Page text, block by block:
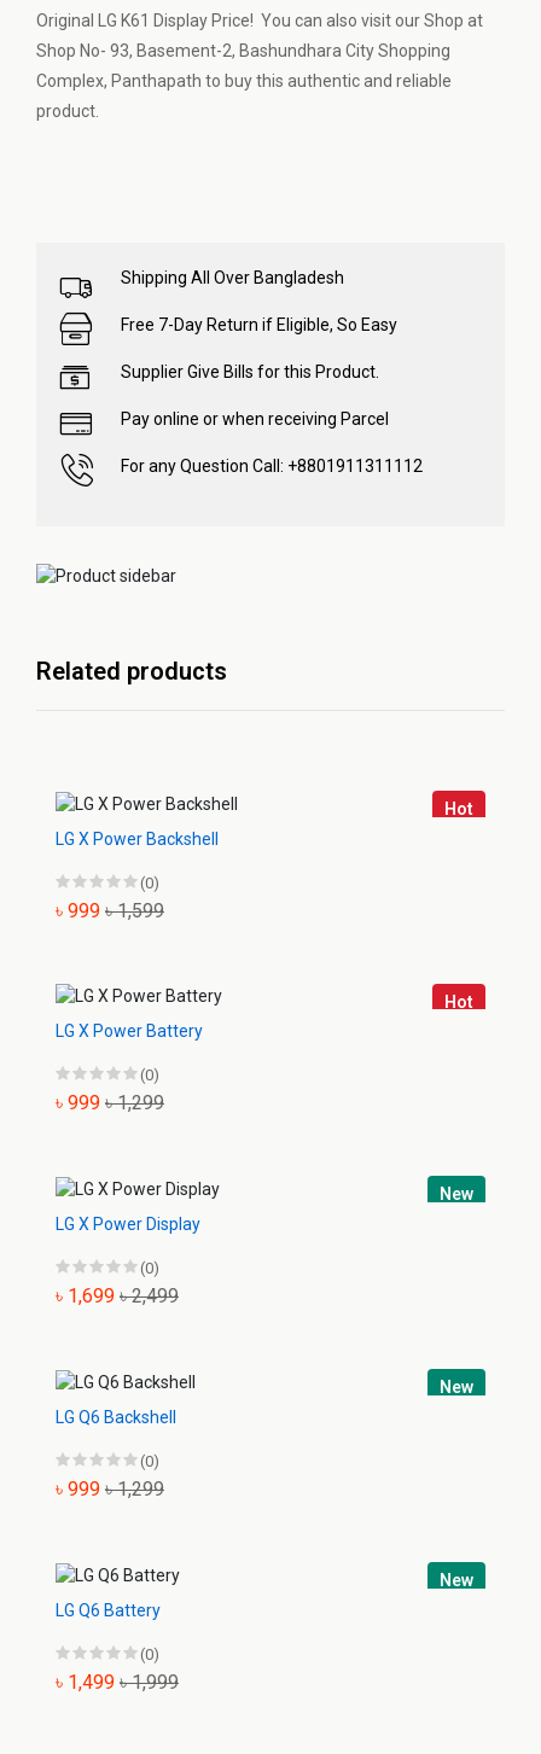
Original LG K61 Display Price! You can also visit our Shop at
Shop No- 93, Basement-2, Bashundhara City Shopping
Complex, Panthapath to buy this authentic and reliable
product.
Shipping All Over Bangladesh
Free 7-Day Return if Eligible, So Easy
Supplier Give Bills for this Product.
Pay online or when receiving Parcel
For any Question Call: +8801911311112
Related products
Hot
LG X Power Backshell
(0)
৳ 999 ৳ 1,599
Hot
LG X Power Battery
(0)
৳ 999 ৳ 1,299
New
LG X Power Display
(0)
৳ 1,699 ৳ 2,499
New
LG Q6 Backshell
(0)
৳ 999 ৳ 1,299
New
LG Q6 Battery
(0)
৳ 1,499 ৳ 1,999